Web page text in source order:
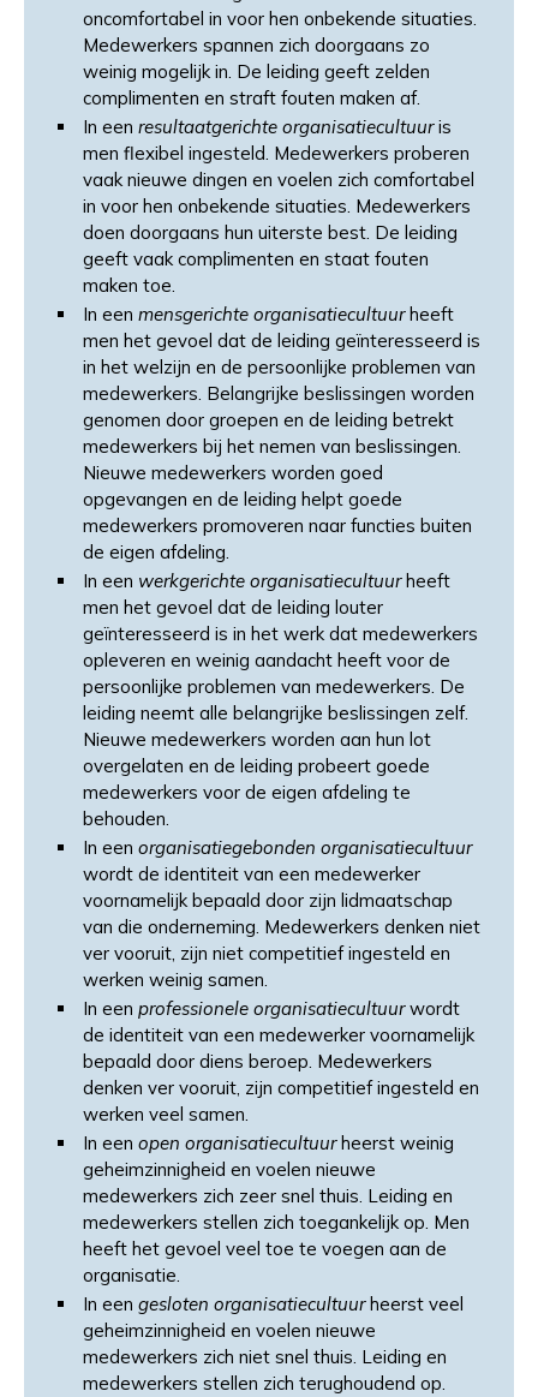
oncomfortabel in voor hen onbekende situaties.
Medewerkers spannen zich doorgaans zo
weinig mogelijk in. De leiding geeft zelden
complimenten en straft fouten maken af.­
In een resultaatgerichte organisatiecultuuris
men flexibel ingesteld. Medewerkers proberen
vaak nieuwe dingen en voelen zich comfortabel
in voor hen onbekende situaties. Medewerkers
doen doorgaans hun uiterste best. De leiding
geeft vaak complimenten en staat fouten
maken toe.
In een mensgerichte organisatiecultuurheeft
men het gevoel dat de leiding geïnteresseerd is
in het welzijn en de persoonlijke problemen van
medewerkers. Belangrijke beslissingen worden
genomen door groepen en de leiding betrekt
medewerkers bij het nemen van beslissingen.
Nieuwe medewerkers worden goed
opgevangen en de leiding helpt goede
medewerkers promoveren naar functies buiten
de eigen afdeling.
In een werkgerichte organisatiecultuurheeft
men het gevoel dat de leiding louter
geïnteresseerd is in het werk dat medewerkers
opleveren en weinig aandacht heeft voor de
persoonlijke problemen van medewerkers. De
leiding neemt alle belangrijke beslissingen zelf.
Nieuwe medewerkers worden aan hun lot
overgelaten en de leiding probeert goede
medewerkers voor de eigen afdeling te
behouden.
In een organisatiegebonden organisatiecultuur
wordt de identiteit van een medewerker
voornamelijk bepaald door zijn lidmaatschap
van die onderneming. Medewerkers denken niet
ver vooruit, zijn niet competitief ingesteld en
werken weinig samen.
In een professionele organisatiecultuurwordt
de identiteit van een medewerker voornamelijk
bepaald door diens beroep. Medewerkers
denken ver vooruit, zijn competitief ingesteld en
werken veel samen.
In een open organisatiecultuur heerst weinig
geheimzinnigheid en voelen nieuwe
medewerkers zich zeer snel thuis. Leiding en
medewerkers stellen zich toegankelijk op. Men
heeft het gevoel veel toe te voegen aan de
organisatie.
In een gesloten organisatiecultuurheerst veel
geheimzinnigheid en voelen nieuwe
medewerkers zich niet snel thuis. Leiding en
medewerkers stellen zich terughoudend op.